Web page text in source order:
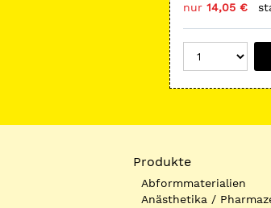
nur 14,05 €
Produkte
Abformmaterialien
Anästhetika /